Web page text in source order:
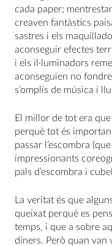
cada paper;
creaven fantàstics
sastres i els
aconseguir efectes
i els il·luminadors
aconseguien no
s’omplís de música i
El millor de tot era
perquè tot és
passar l’escombra
impressionants
pals d’escombra i
La veritat és que
queixat perquè es
temps, i que a sobre
diners. Però quan van